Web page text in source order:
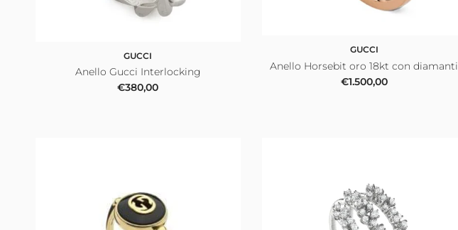
GUCCI
Anello Gucci Interlocking
Prezzo normale
€380,00
GUCCI
Anello Horsebit oro 18kt con diamanti
Prezzo normale
€1.500,00